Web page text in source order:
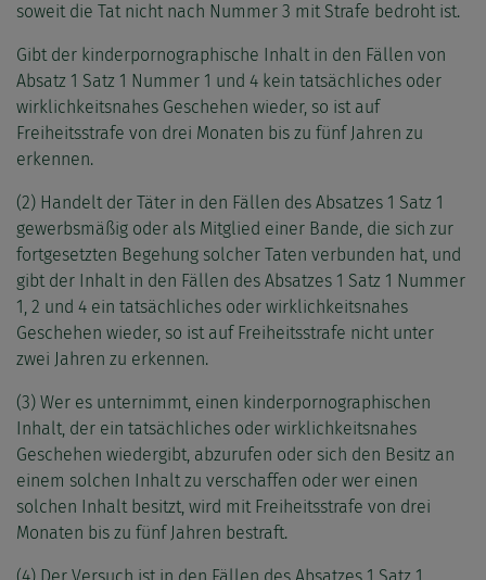
soweit die Tat nicht nach Nummer 3 mit Strafe bedroht ist.
Gibt der kinderpornographische Inhalt in den Fällen von
Absatz 1 Satz 1 Nummer 1 und 4 kein tatsächliches oder
wirklichkeitsnahes Geschehen wieder, so ist auf
Freiheitsstrafe von drei Monaten bis zu fünf Jahren zu
erkennen.
(2) Handelt der Täter in den Fällen des Absatzes 1 Satz 1
gewerbsmäßig oder als Mitglied einer Bande, die sich zur
fortgesetzten Begehung solcher Taten verbunden hat, und
gibt der Inhalt in den Fällen des Absatzes 1 Satz 1 Nummer
1, 2 und 4 ein tatsächliches oder wirklichkeitsnahes
Geschehen wieder, so ist auf Freiheitsstrafe nicht unter
zwei Jahren zu erkennen.
(3) Wer es unternimmt, einen kinderpornographischen
Inhalt, der ein tatsächliches oder wirklichkeitsnahes
Geschehen wiedergibt, abzurufen oder sich den Besitz an
einem solchen Inhalt zu verschaffen oder wer einen
solchen Inhalt besitzt, wird mit Freiheitsstrafe von drei
Monaten bis zu fünf Jahren bestraft.